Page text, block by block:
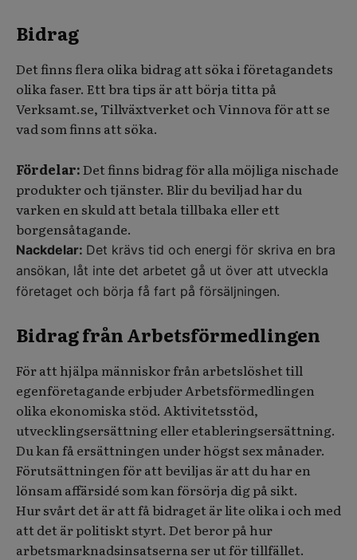
Bidrag
Det finns flera olika bidrag att söka i företagandets
olika faser. Ett bra tips är att börja titta på
Verksamt.se, Tillväxtverket och Vinnova för att se
vad som finns att söka.
Fördelar:Det finns bidrag för alla möjliga nischade
produkter och tjänster. Blir du beviljad har du
varken en skuld att betala tillbaka eller ett
borgensåtagande.
Nackdelar: Det krävs tid och energi för skriva en bra
ansökan, låt inte det arbetet gå ut över att utveckla
företaget och börja få fart på försäljningen.
Bidrag från Arbetsförmedlingen
För att hjälpa människor från arbetslöshet till
egenföretagande erbjuder Arbetsförmedlingen
olika ekonomiska stöd. Aktivitetsstöd,
utvecklingsersättning eller etableringsersättning.
Du kan få ersättningen under högst sex månader.
Förutsättningen för att beviljas är att du har en
lönsam affärsidé som kan försörja dig på sikt.
Hur svårt det är att få bidraget är lite olika i och med
att det är politiskt styrt. Det beror på hur
arbetsmarknadsinsatserna ser ut för tillfället.